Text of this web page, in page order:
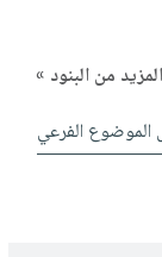
المزيد من البنود »
الموضوع الفرعي